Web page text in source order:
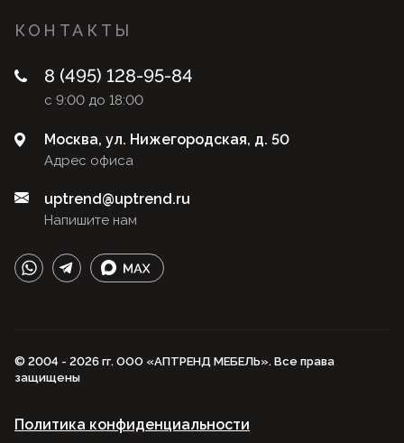
КОНТАКТЫ
8 (495) 128-95-84
с 9:00 до 18:00
Адрес офиса
Москва, ул. Нижегородская, д. 50
Напишите нам
uptrend@uptrend.ru
© 2004 - 2026 гг. ООО «АПТРЕНД МЕБЕЛЬ». Все права
защищены
Политика конфиденциальности